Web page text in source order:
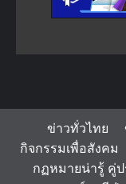
ข่าวทั่วไทย
กิจกรรมเพื่อสังคม
กฏหมายน่ารู้ คู่